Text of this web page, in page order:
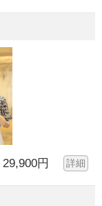
29,900円 詳細